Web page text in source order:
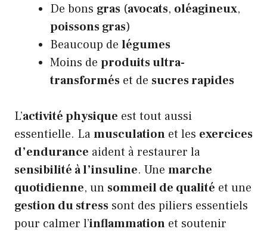
De bons gras (avocats, oléagineux,
poissons gras)
Beaucoup de légumes
Moins de produits ultra-
transformés et de sucres rapides
L’activité physique est tout aussi
essentielle. Lamusculation et les exercices
d’endurance aident à restaurer la
sensibilité à l’insuline. Une marche
quotidienne, un sommeil de qualité et une
gestion du stress sont des piliers essentiels
pour calmer l’inflammation et soutenir